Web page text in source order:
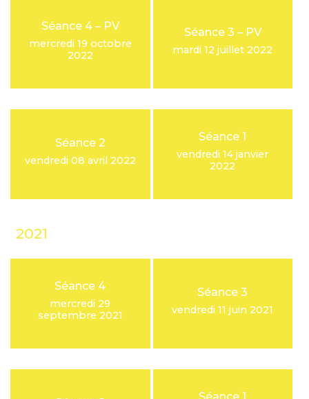
Séance 4 – PV
mercredi 19 octobre
2022
Séance 3 – PV
mardi 12 juillet 2022
Séance 2
vendredi 08 avril 2022
Séance 1
vendredi 14 janvier
2022
2021
Séance 4
mercredi 29
septembre 2021
Séance 3
vendredi 11 juin 2021